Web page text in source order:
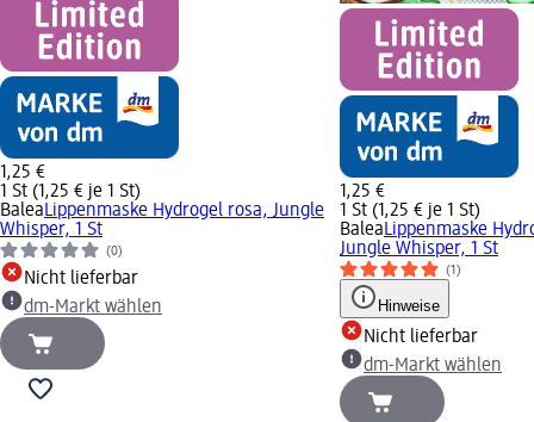
1,25 €
1 St (1,25 € je 1 St)
BaleaLippenmaske Hydrogel rosa, Jungle
Whisper, 1 St
(0)
Nicht lieferbar
dm-Markt wählen
1,25 €
1 St (1,25 € je 1 St)
BaleaLippenmaske
Jungle Whisper, 1 St
(1)
Hinweise
Nicht lieferbar
dm-Markt wählen